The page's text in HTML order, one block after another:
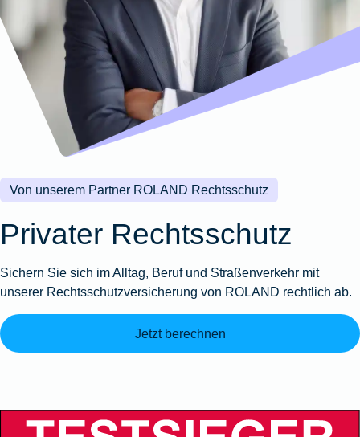
Wohnungsschutzbrief
Zur
Produktübersicht
Gewässerschadenhaftpflicht
Zur
Produktübersicht
Zur
Produktübersicht
Reisehaftpflichtversicherung
Reiserücktrittsversicherung
Zur
Produktübersicht
Zur
Produktübersicht
Zur
Produktübersicht
Zur
Produktübersicht
Montageversicherung
Zur
Produktübersicht
Gruppenunfall für
Betriebe
Gruppenunfall für
Vereine
Produktübersicht
Kunstversicherung
Ausstellungsversicherung
Valorenversicherung
Oldtimersammlungsversicherung
Zur
Von unserem Partner ROLAND Rechtsschutz
Privater Rechtsschutz
Sichern Sie sich im Alltag, Beruf und Straßenverkehr mit
unserer Rechtsschutzversicherung von ROLAND rechtlich ab.
Jetzt berechnen